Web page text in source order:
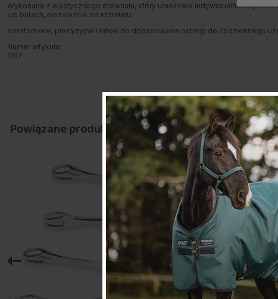
Wykonane z elastycznego materiału, który umożliwia indywidualne
lub butach, niezależnie od rozmiaru.
Komfortowe, precyzyjne i łatwe do dopasowania ostrogi do codziennego
Numer artykułu:
1167
Powiązane produkty